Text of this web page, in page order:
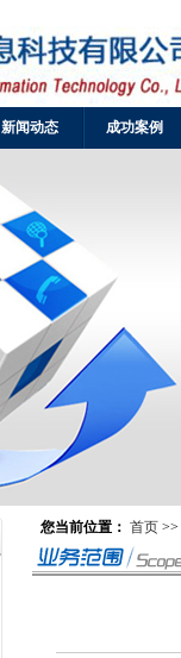
新闻动态 成功案例
您当前位置： 首页 >>